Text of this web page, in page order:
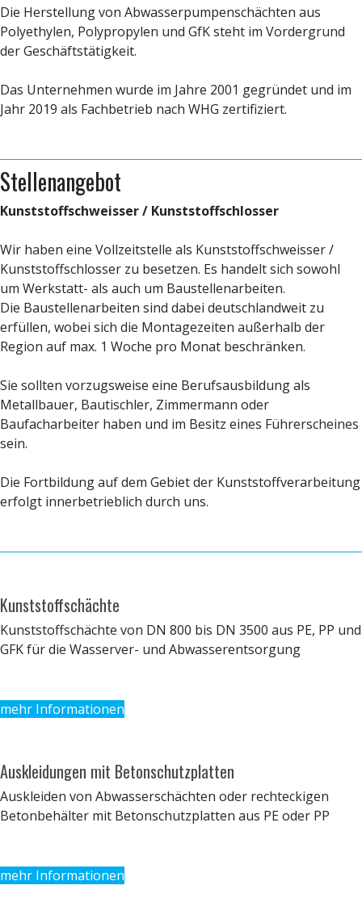
Die Herstellung von Abwasserpumpenschächten aus
Polyethylen, Polypropylen und GfK steht im Vordergrund
der Geschäftstätigkeit.
Das Unternehmen wurde im Jahre 2001 gegründet und im
Jahr 2019 als Fachbetrieb nach WHG zertifiziert.
Stellenangebot
Kunststoffschweisser / Kunststoffschlosser
Wir haben eine Vollzeitstelle als Kunststoffschweisser /
Kunststoffschlosser zu besetzen. Es handelt sich sowohl
um Werkstatt- als auch um Baustellenarbeiten.
Die Baustellenarbeiten sind dabei deutschlandweit zu
erfüllen, wobei sich die Montagezeiten außerhalb der
Region auf max. 1 Woche pro Monat beschränken.
Sie sollten vorzugsweise eine Berufsausbildung als
Metallbauer, Bautischler, Zimmermann oder
Baufacharbeiter haben und im Besitz eines Führerscheines
sein.
Die Fortbildung auf dem Gebiet der Kunststoffverarbeitung
erfolgt innerbetrieblich durch uns.
Kunststoffschächte
Kunststoffschächte von DN 800 bis DN 3500 aus PE, PP und
GFK für die Wasserver- und Abwasserentsorgung
mehr Informationen
Auskleidungen mit Betonschutzplatten
Auskleiden von Abwasserschächten oder rechteckigen
Betonbehälter mit Betonschutzplatten aus PE oder PP
mehr Informationen